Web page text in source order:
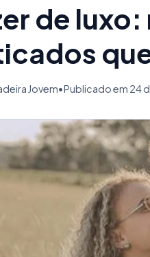
de
Jovem•Publicado em 24